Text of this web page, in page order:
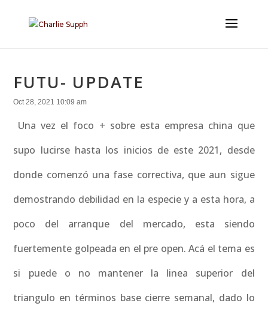
FUTU- UPDATE
Oct 28, 2021 10:09 am
Una vez el foco + sobre esta empresa china que
supo lucirse hasta los inicios de este 2021, desde
donde comenzó una fase correctiva, que aun sigue
demostrando debilidad en la especie y a esta hora, a
poco del arranque del mercado, esta siendo
fuertemente golpeada en el pre open. Acá el tema es
si puede o no mantener la linea superior del
triangulo en términos base cierre semanal, dado lo